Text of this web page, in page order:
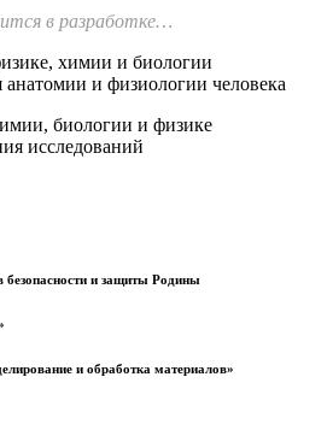
в разработке…
химии и биологии
анатомии и физиологии человека
биологии и физике
исследований
безопасности и защиты Родины
и обработка материалов»